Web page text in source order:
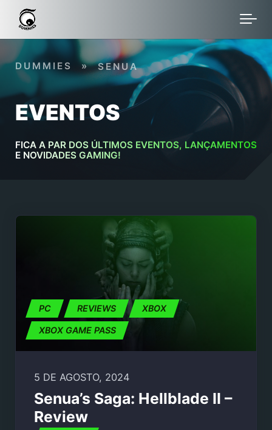
Skip to main content
EVENTOS
FICA A PAR DOS ÚLTIMOS EVENTOS, LANÇAMENTOS
E NOVIDADES GAMING!
DUMMIES » SENUA
PC REVIEWS XBOX
XBOX GAME PASS
5 DE AGOSTO, 2024
Senua’s Saga: Hellblade II –
Review